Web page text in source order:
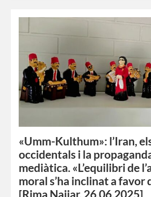
«Umm-Kulthum»: l’Iran,
occidentals i la
mediàtica. «L’equilibri de
moral s’ha inclinat a favor